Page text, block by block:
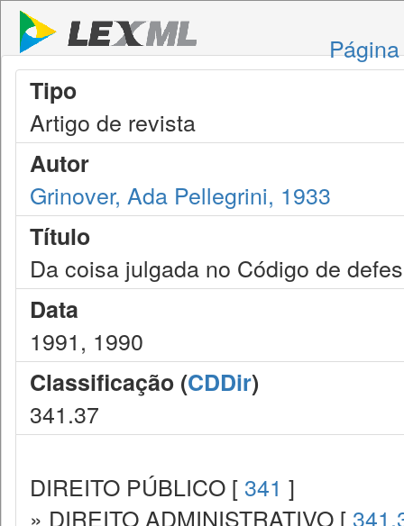
Tipo
Artigo de revista
Autor
Grinover, Ada Pellegrini, 1933
Título
Da coisa julgada no Código de
Data
1991, 1990
Classificação (CDDir)
341.37
DIREITO PÚBLICO [ 341 ]
» DIREITO ADMINISTRATIVO [